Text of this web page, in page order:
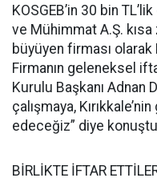
KOSGEB’in 30 bin
ve Mühimmat A.Ş. kısa
büyüyen firması olarak
Firmanın geleneksel
Kurulu Başkanı Adnan
çalışmaya,
edeceğiz” diye
BİRLİKTE İFTAR